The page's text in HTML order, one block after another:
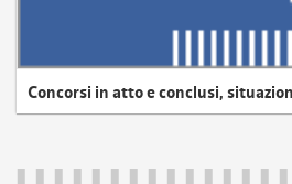
Concorsi in atto e conclusi,